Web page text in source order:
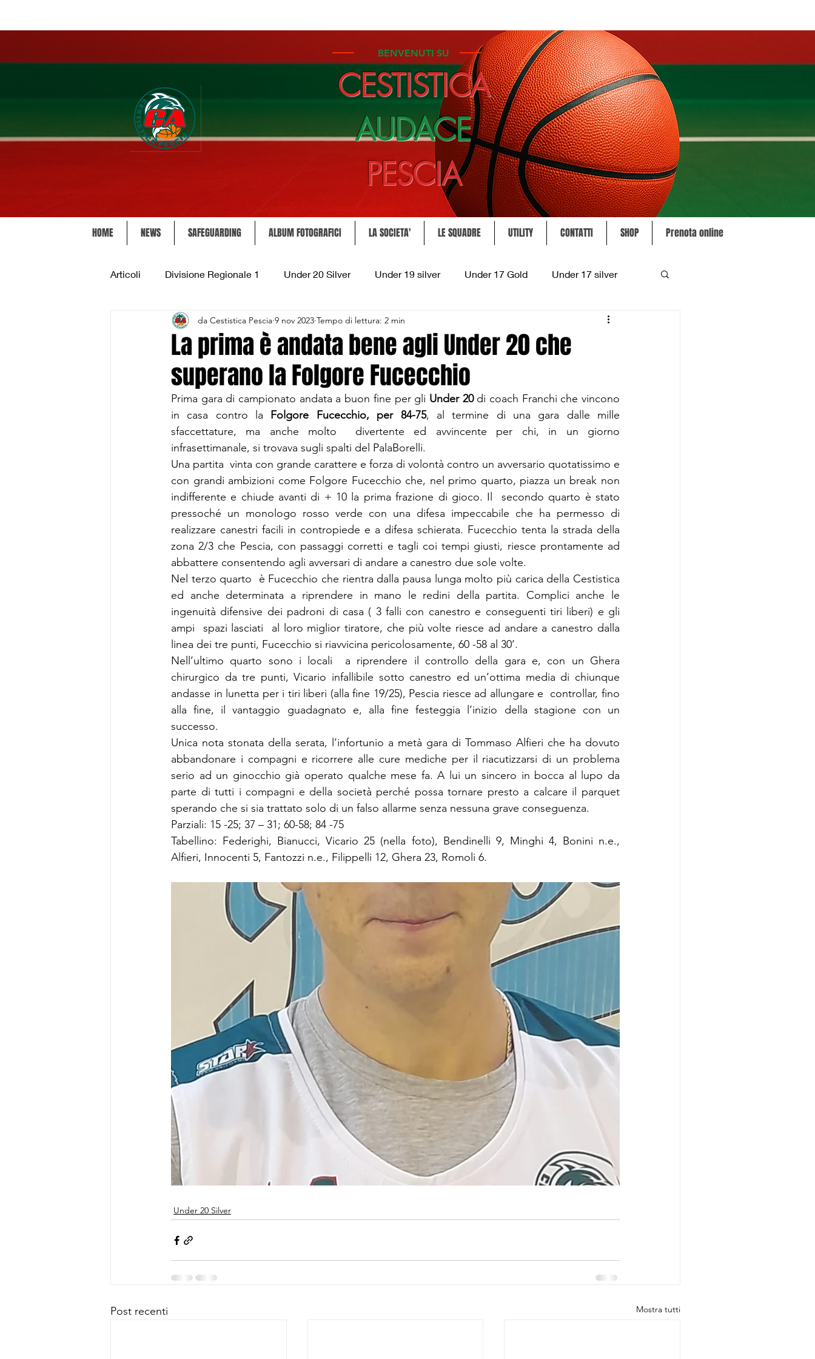
BENVENUTI SU
CESTISTICA
AUDACE
PESCIA
HOME NEWS SAFEGUARDING ALBUM FOTOGRAFICI LA SOCIETA' LE SQUADRE UTILITY CONTATTI SHOP Prenota online
Articoli Divisione Regionale 1 Under 20 Silver Under 19 silver Under 17 Gold Under 17 silver
Under 15 Silver Under 14 Silver Under 13 Silver
CSI Juniores CSI Under 13 Divisione Regionale 3 CSI Allievi
La prima è andata bene agli Under 20 che
superano la Folgore Fucecchio
da Cestistica Pescia 9 nov 2023 Tempo di lettura: 2 min
Prima gara di campionato andata a buon fine per gli Under 20 di coach Franchi che vincono
in casa contro la Folgore Fucecchio, per 84-75, al termine di una gara dalle mille
sfaccettature, ma anche molto  divertente ed avvincente per chi, in un giorno
infrasettimanale, si trovava sugli spalti del PalaBorelli.
Una partita  vinta con grande carattere e forza di volontà contro un avversario quotatissimo e
con grandi ambizioni come Folgore Fucecchio che, nel primo quarto, piazza un break non
indifferente e chiude avanti di + 10 la prima frazione di gioco. Il  secondo quarto è stato
pressoché un monologo rosso verde con una difesa impeccabile che ha permesso di
realizzare canestri facili in contropiede e a difesa schierata. Fucecchio tenta la strada della
zona 2/3 che Pescia, con passaggi corretti e tagli coi tempi giusti, riesce prontamente ad
abbattere consentendo agli avversari di andare a canestro due sole volte.
Nel terzo quarto  è Fucecchio che rientra dalla pausa lunga molto più carica della Cestistica
ed anche determinata a riprendere in mano le redini della partita. Complici anche le
ingenuità difensive dei padroni di casa ( 3 falli con canestro e conseguenti tiri liberi) e gli
ampi  spazi lasciati  al loro miglior tiratore, che più volte riesce ad andare a canestro dalla
linea dei tre punti, Fucecchio si riavvicina pericolosamente, 60 -58 al 30’.
Nell’ultimo quarto sono i locali  a riprendere il controllo della gara e, con un Ghera
chirurgico da tre punti, Vicario infallibile sotto canestro ed un’ottima media di chiunque
andasse in lunetta per i tiri liberi (alla fine 19/25), Pescia riesce ad allungare e  controllar, fino
alla fine, il vantaggio guadagnato e, alla fine festeggia l’inizio della stagione con un
successo.
Unica nota stonata della serata, l’infortunio a metà gara di Tommaso Alfieri che ha dovuto
abbandonare i compagni e ricorrere alle cure mediche per il riacutizzarsi di un problema
serio ad un ginocchio già operato qualche mese fa. A lui un sincero in bocca al lupo da
parte di tutti i compagni e della società perché possa tornare presto a calcare il parquet
sperando che si sia trattato solo di un falso allarme senza nessuna grave conseguenza.
Parziali: 15 -25; 37 – 31; 60-58; 84 -75
Tabellino: Federighi, Bianucci, Vicario 25 (nella foto), Bendinelli 9, Minghi 4, Bonini n.e.,
Alfieri, Innocenti 5, Fantozzi n.e., Filippelli 12, Ghera 23, Romoli 6.
Under 20 Silver
Post recenti Mostra tutti